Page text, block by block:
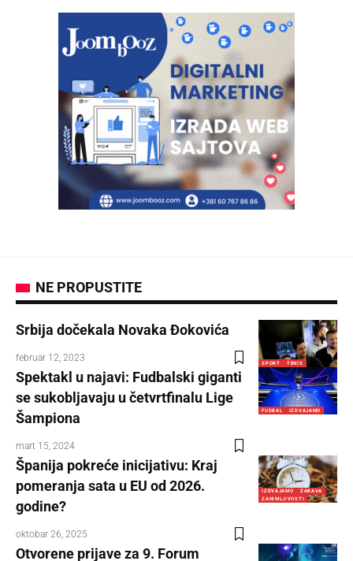
NE PROPUSTITE
SPORT TENIS
Srbija dočekala Novaka Đokovića
februar 12, 2023
FUDBAL IZDVAJAMO
Spektakl u najavi: Fudbalski giganti
se sukobljavaju u četvrtfinalu Lige
Šampiona
mart 15, 2024
IZDVAJAMO
ZABAVA
ZANIMLJIVOSTI
Španija pokreće inicijativu: Kraj
pomeranja sata u EU od 2026.
godine?
oktobar 26, 2025
Otvorene prijave za 9. Forum